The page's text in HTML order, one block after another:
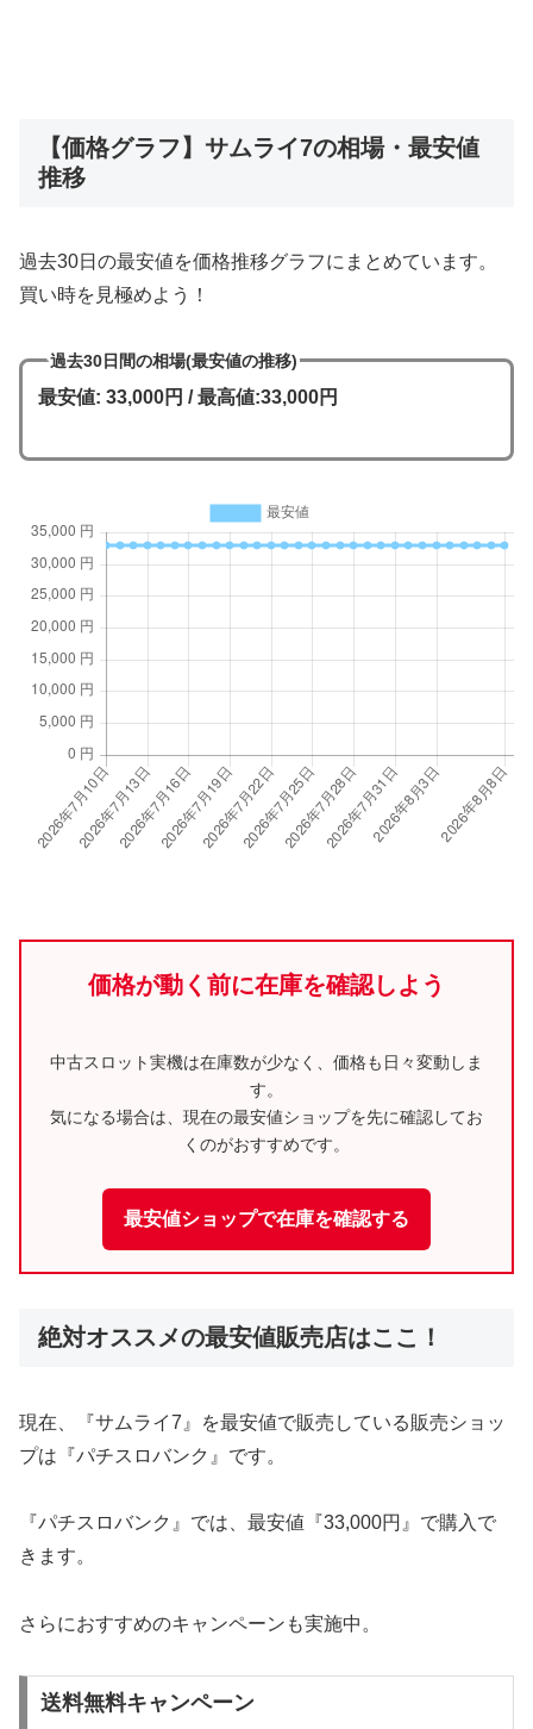
【価格グラフ】サムライ7の相場・最安値
推移
過去30日の最安値を価格推移グラフにまとめています。
買い時を見極めよう！
過去30日間の相場(最安値の推移)
最安値: 33,000円 / 最高値:33,000円
価格が動く前に在庫を確認しよう
中古スロット実機は在庫数が少なく、価格も日々変動しま
す。
気になる場合は、現在の最安値ショップを先に確認してお
くのがおすすめです。
最安値ショップで在庫を確認する
絶対オススメの最安値販売店はここ！
現在、『サムライ7』を最安値で販売している販売ショッ
プは『パチスロバンク』です。
『パチスロバンク』では、最安値『33,000円』で購入で
きます。
さらにおすすめのキャンペーンも実施中。
送料無料キャンペーン